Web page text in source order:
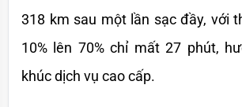
318 km sau một lần sạc đầy, với
10% lên 70% chỉ mất 27 phút,
khúc dịch vụ cao cấp.